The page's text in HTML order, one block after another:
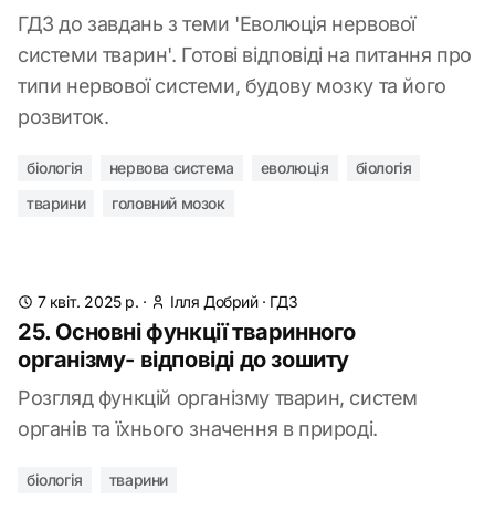
ГДЗ до завдань з теми 'Еволюція нервової
системи тварин'. Готові відповіді на питання про
типи нервової системи, будову мозку та його
розвиток.
біологія нервова система еволюція
біологія
тварини
головний мозок
7 квіт. 2025 р. · Ілля Добрий· ГДЗ
25. Основні функції тваринного
організму- відповіді до зошиту
Розгляд функцій організму тварин, систем
органів та їхнього значення в природі.
біологія тварини